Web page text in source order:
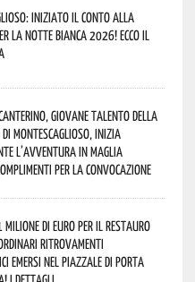
iniziato il conto alla
la Notte Bianca 2026! Ecco il
giovane talento della
Montescaglioso, inizia
l’avventura in maglia
per la convocazione
milione di euro per il restauro
ritrovamenti
emersi nel piazzale di Porta